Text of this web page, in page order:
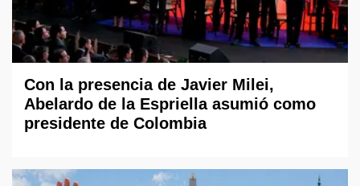
Con la presencia de Javier Milei,
Abelardo de la Espriella asumió como
presidente de Colombia